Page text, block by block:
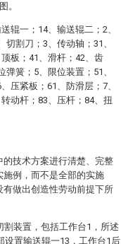
。
辊一；14、输送辊二；2、
割刀；3、传动轴；31、
板；41、滑杆；42、齿
簧；5、限位装置；51、
压紧板；61、防滑层；7、
动杆；83、压杆；84、扭
技术方案进行清楚、完整
例，而不是全部的实施
做出创造性劳动前提下所
装置，包括工作台1，所述
设置输送辊一13，工作台1后